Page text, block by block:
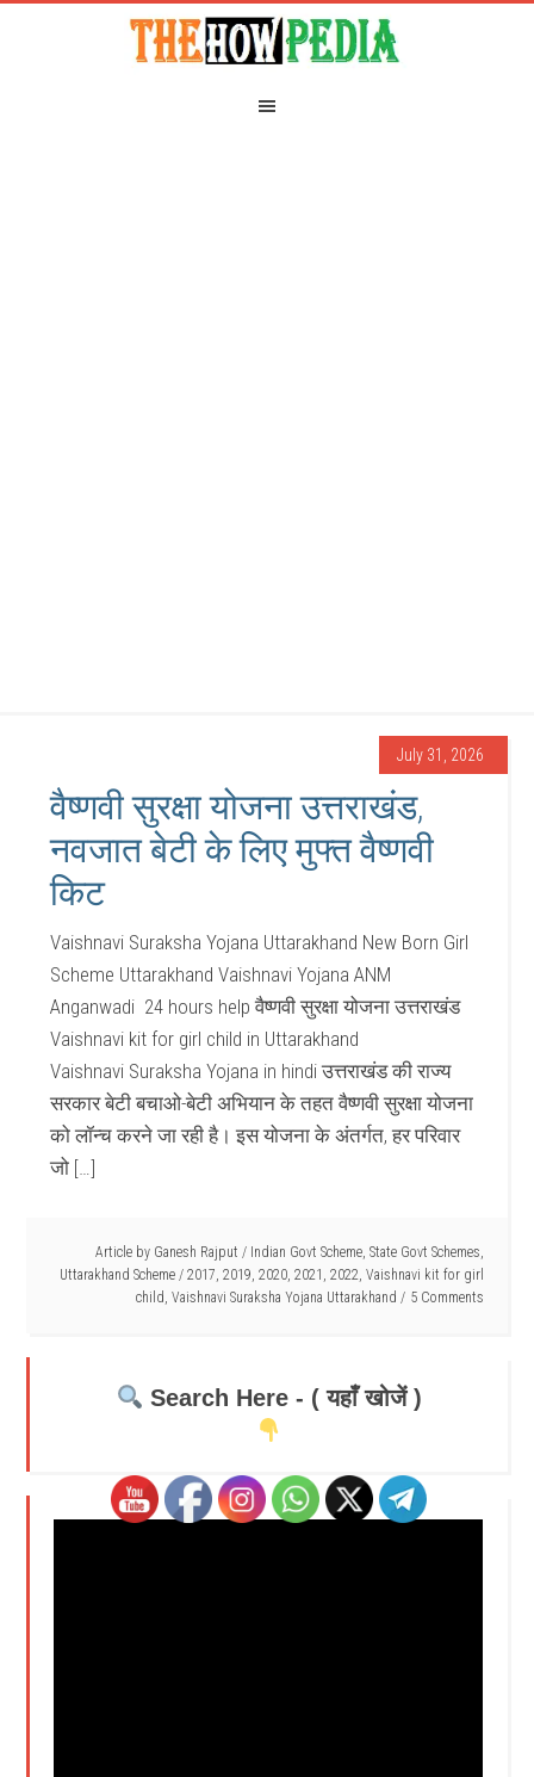
July 31, 2026
वैष्णवी सुरक्षा योजना उत्तराखंड,
नवजात बेटी के लिए मुफ्त वैष्णवी
किट
Vaishnavi Suraksha Yojana Uttarakhand New Born Girl
Scheme Uttarakhand Vaishnavi Yojana ANM
Anganwadi 24 hours help वैष्णवी सुरक्षा योजना उत्तराखंड
Vaishnavi kit for girl child in Uttarakhand
Vaishnavi Suraksha Yojana in hindi उत्तराखंड की राज्य
सरकार बेटी बचाओ-बेटी अभियान के तहत वैष्णवी सुरक्षा योजना
को लॉन्च करने जा रही है। इस योजना के अंतर्गत, हर परिवार
जो […]
Article by Ganesh Rajput / Indian Govt Scheme, State Govt Schemes,
Uttarakhand Scheme / 2017, 2019, 2020, 2021 , 2022, Vaishnavi kit for girl
child, Vaishnavi Suraksha Yojana Uttarakhand 5 Comments
Search Here - ( यहाँ खोजें )